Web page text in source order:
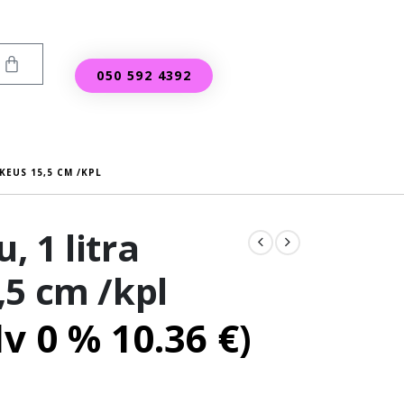
050 592 4392
15,5 CM /KPL
1 litra
cm /kpl
0 % 10.36 €)